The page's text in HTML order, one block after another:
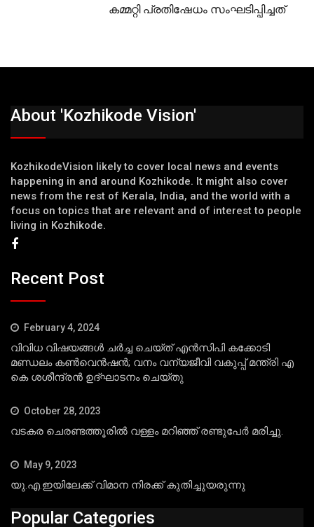
കമ്മറ്റി പ്രതിഷേധം സംഘടിപ്പിച്ചത്
About 'Kozhikode Vision'
KozhikodeVision likely to cover local news and events
happening in and around Kozhikode. It might also cover
news from the rest of Kerala, India, and the world with a
focus on topics that are relevant and of interest to people
living in Kozhikode.
Recent Post
February 4, 2024
വിവിധ വിഷയങ്ങള്‍ ചര്‍ച്ച ചെയ്ത് എന്‍സിപി കക്കോടി
മണ്ഡലം കണ്‍വെന്‍ഷന്‍; വനം വന്യജീവി വകുപ്പ് മന്ത്രി എ
കെ ശശീന്ദ്രന്‍ ഉദ്ഘാടനം ചെയ്തു
October 28, 2023
വടകര ചെരണ്ടത്തൂരില്‍ വള്ളം മറിഞ്ഞ് രണ്ടുപേര്‍ മരിച്ചു.
May 9, 2023
യു.എ.ഇയിലേക്ക് വിമാന നിരക്ക് കുതിച്ചുയരുന്നു
Popular Categories